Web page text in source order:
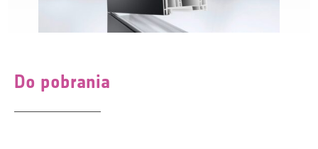
Do pobrania